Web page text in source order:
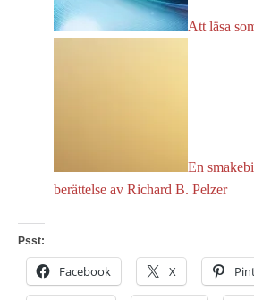
Att läsa
En
berättelse av Richard B. Pelzer
Psst:
Facebook X